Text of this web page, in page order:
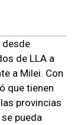
desde
de LLA a
a Milei. Con
que tienen
provincias
pueda